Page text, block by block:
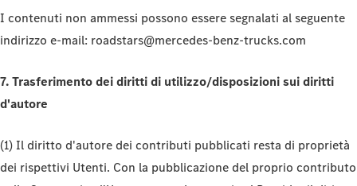
I contenuti non ammessi possono essere segnalati al seguente
indirizzo e-mail: roadstars@mercedes-benz-trucks.com
7. Trasferimento dei diritti di utilizzo/disposizioni sui diritti
d'autore
(1) Il diritto d'autore dei contributi pubblicati resta di proprietà
dei rispettivi Utenti. Con la pubblicazione del proprio contributo